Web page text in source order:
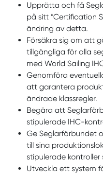
Upprätta och få
på sitt ”Certification
ändring av detta.
Försäkra sig om att
tillgängliga för alla
med World Sailing
Genomföra
att garantera
ändrade klassregler.
Begära att
stipulerade IHC-
Ge Seglarförbundet
till sina
stipulerade kontroller
Utveckla ett system